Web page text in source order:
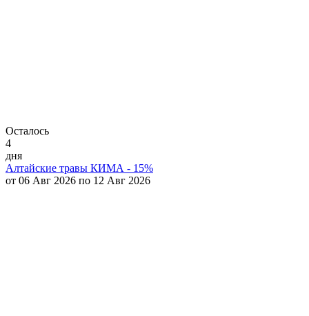
Осталось
4
дня
Алтайские травы КИМА - 15%
от 06 Авг 2026 по 12 Авг 2026